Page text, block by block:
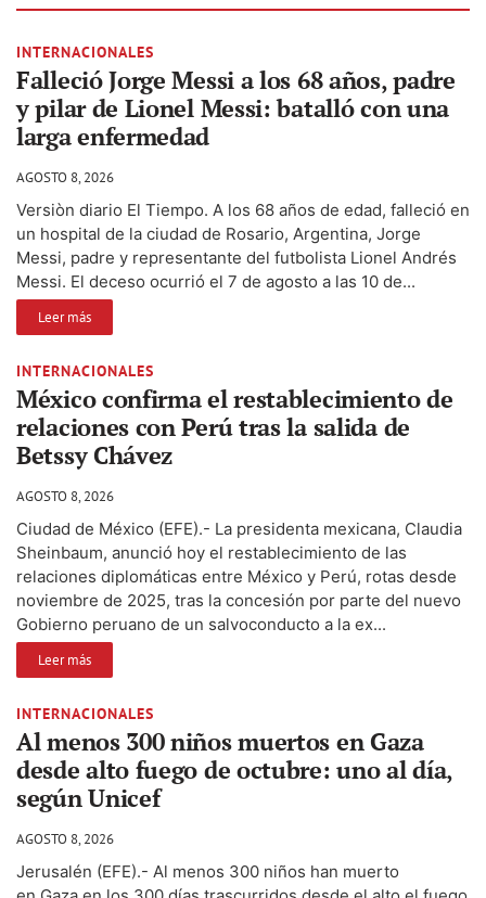
INTERNACIONALES
Falleció Jorge Messi a los 68 años, padre
y pilar de Lionel Messi: batalló con una
larga enfermedad
AGOSTO 8, 2026
Versiòn diario El Tiempo. A los 68 años de edad, falleció en
un hospital de la ciudad de Rosario, Argentina, Jorge
Messi, padre y representante del futbolista Lionel Andrés
Messi. El deceso ocurrió el 7 de agosto a las 10 de...
Leer más
INTERNACIONALES
México confirma el restablecimiento de
relaciones con Perú tras la salida de
Betssy Chávez
AGOSTO 8, 2026
Ciudad de México (EFE).- La presidenta mexicana, Claudia
Sheinbaum, anunció hoy el restablecimiento de las
relaciones diplomáticas entre México y Perú, rotas desde
noviembre de 2025, tras la concesión por parte del nuevo
Gobierno peruano de un salvoconducto a la ex...
Leer más
INTERNACIONALES
Al menos 300 niños muertos en Gaza
desde alto fuego de octubre: uno al día,
según Unicef
AGOSTO 8, 2026
Jerusalén (EFE).- Al menos 300 niños han muerto